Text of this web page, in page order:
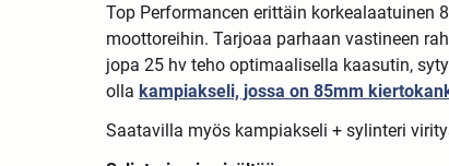
Top Performancen erittäin
moottoreihin. Tarjoaa parhaan vastineen
jopa 25 hv teho optimaalisella kaasutin,
ollakampiakseli, jossa on 85mm
Saatavilla myös kampiakseli + sylinteri